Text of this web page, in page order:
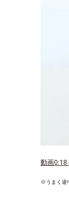
動画0:18
※うまく途